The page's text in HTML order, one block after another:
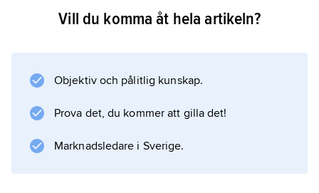
E. finns i sex varianter. Gemensamt är att
mittmeridianen har denna längd. Övriga
ekvatorn) eller halvellipser respektive
sinuskurvor. Parallellcirklarna avbildas som
räta linjer placerade på jämna avstånd eller så
Vill du komma åt hela artikeln?
Objektiv och pålitlig kunskap.
Prova det, du kommer att gilla det!
Marknadsledare i Sverige.